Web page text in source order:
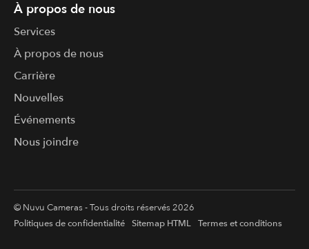
À propos de nous
Services
À propos de nous
Carrière
Nouvelles
Événements
Nous joindre
© Nuvu Cameras - Tous droits réservés 2026
Politiques de confidentialité Sitemap HTML Termes et conditions